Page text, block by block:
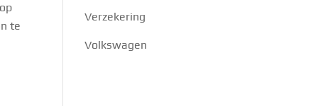
te
Verzekering
Volkswagen